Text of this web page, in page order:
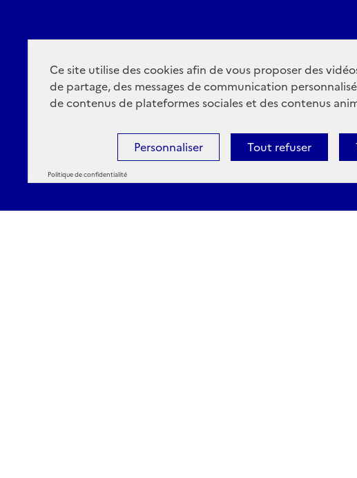
Ce site utilise des cookies afin de vous proposer des
de partage, des messages de communication
de contenus de plateformes sociales et des contenus
Tout refuser
Personnaliser
Politique de confidentialité